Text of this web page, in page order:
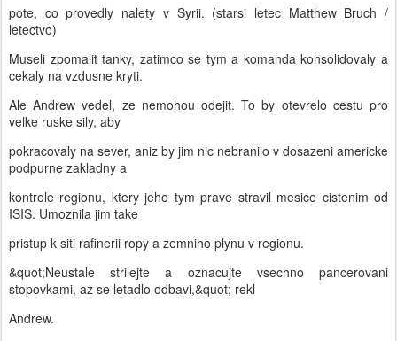
pote, co provedly nalety v Syrii. (starsi letec Matthew Bruch /
letectvo)
Museli zpomalit tanky, zatimco se tym a komanda konsolidovaly a
cekaly na vzdusne kryti.
Ale Andrew vedel, ze nemohou odejit. To by otevrelo cestu pro
velke ruske sily, aby
pokracovaly na sever, aniz by jim nic nebranilo v dosazeni americke
podpurne zakladny a
kontrole regionu, ktery jeho tym prave stravil mesice cistenim od
ISIS. Umoznila jim take
pristup k siti rafinerii ropy a zemniho plynu v regionu.
&quot;Neustale strilejte a oznacujte vsechno pancerovani
stopovkami, az se letadlo odbavi,&quot; rekl
Andrew.